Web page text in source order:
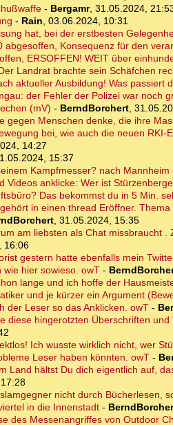
- Bergamr, 31.05.2024,
- Rain, 03.06.2024, 10:31
hat, bei der erstbesten
abgesoffen, Konsequenz für den
ERSOFFEN! WEIT über
Landrat brachte sein Schäfchen
aktueller Ausbildung! Was passiert
der Fehler der Polizei war noch
(mV) - BerndBorchert,
gegen Menschen denke, die ihre
bei, wie auch die neuen
14:27
15:37
Kampfmesser? nach
Videos anklicke: Wer ist
Das bekommst du in 5 Min.
in einen thread Eröffner.
, 31.05.2024, 15:35
am liebsten als Chat missbraucht
16:06
gestern hatte ebenfalls mein
wie hier sowieso. owT -
lange und ich hoffe der
und je kürzer ein Argument
der Leser so das Anklicken. owT -
diese hingerotzten Überschriften
Ich wusste wirklich nicht, wer
Leser haben könnten. owT -
Land hältst Du dich eigentlich auf,
nicht durch Bücherlesen,
in die Innenstadt -
des Messenangriffes von Outdoor